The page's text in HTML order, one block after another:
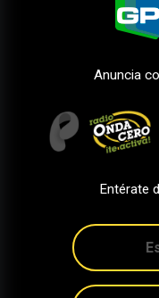
Anuncia
Entérate